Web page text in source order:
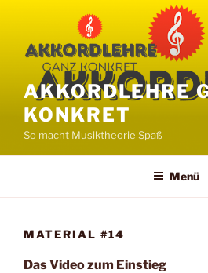
springen
AKKORDLEHRE
KONKRET
So macht Musiktheorie Spaß
Menü
MATERIAL #14
Das Video zum Einstieg